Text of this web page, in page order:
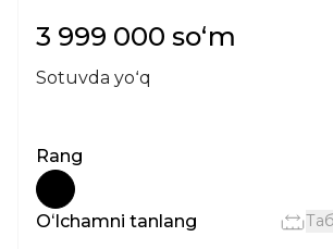
3 999 000 soʻm
Sotuvda yoʻq
Rang
Oʻlchamni tanlang